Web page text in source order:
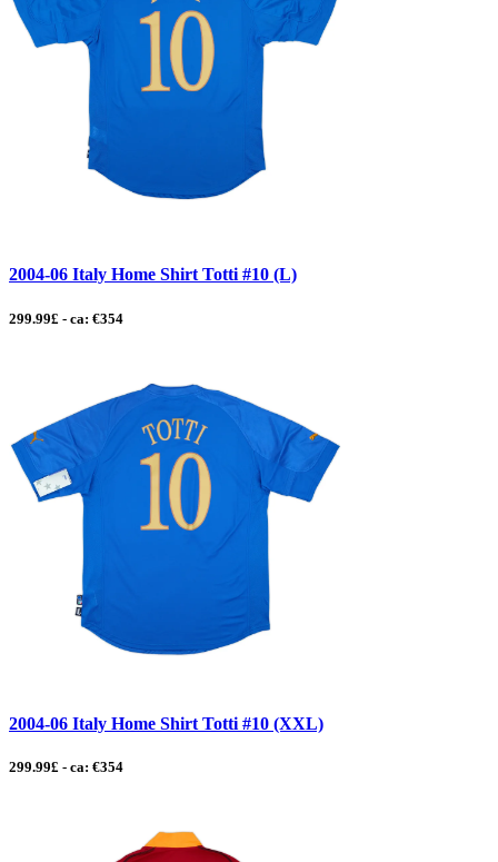
2004-06 Italy Home Shirt Totti #10 (L)
299.99£ - ca: €354
2004-06 Italy Home Shirt Totti #10 (XXL)
299.99£ - ca: €354